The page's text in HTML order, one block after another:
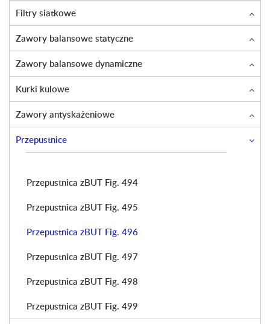
Filtry siatkowe
Zawory balansowe statyczne
Zawory balansowe dynamiczne
Kurki kulowe
Zawory antyskażeniowe
Przepustnice
Przepustnica zBUT Fig. 494
Przepustnica zBUT Fig. 495
Przepustnica zBUT Fig. 496
Przepustnica zBUT Fig. 497
Przepustnica zBUT Fig. 498
Przepustnica zBUT Fig. 499